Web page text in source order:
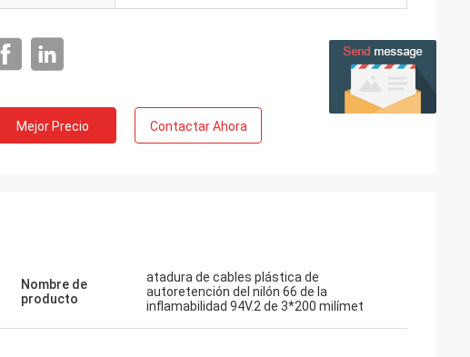
Mejor Precio Contactar Ahora
Nombre de
producto
atadura de cables plástica de
autoretención del nilón 66 de la
inflamabilidad 94V.2 de 3*200 milímet